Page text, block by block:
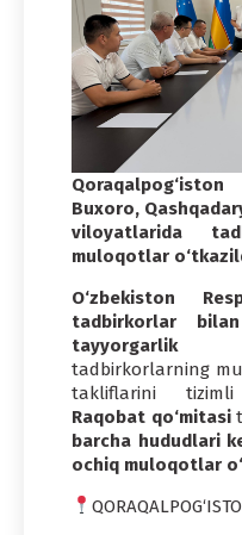
Buxoro,
viloyatlarida
muloqotlar
O‘zbekiston
tadbirkorlar
tayyorgarlik
tadbirkorlarning
takliflarini tizimli
Raqobat qo‘mitasi
barcha hududlari
ochiq muloqotlar